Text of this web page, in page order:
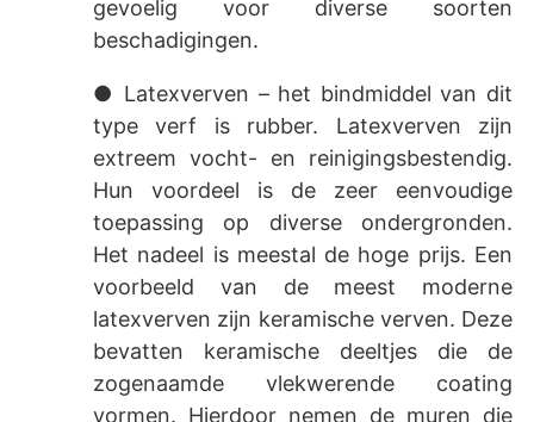
gevoelig voor diverse soorten
beschadigingen.
● Latexverven – het bindmiddel van dit
type verf is rubber. Latexverven zijn
extreem vocht- en reinigingsbestendig.
Hun voordeel is de zeer eenvoudige
toepassing op diverse ondergronden.
Het nadeel is meestal de hoge prijs. Een
voorbeeld van de meest moderne
latexverven zijn keramische verven. Deze
bevatten keramische deeltjes die de
zogenaamde vlekwerende coating
vormen. Hierdoor nemen de muren die